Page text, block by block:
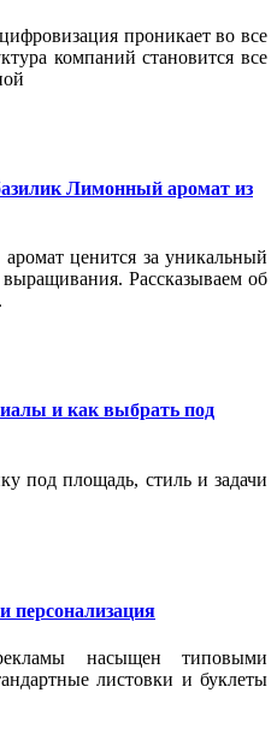
проникает во все
компаний становится все
Лимонный аромат из
ценится за уникальный
Рассказываем об
и как выбрать под
под площадь, стиль и задачи
персонализация
насыщен типовыми
листовки и буклеты